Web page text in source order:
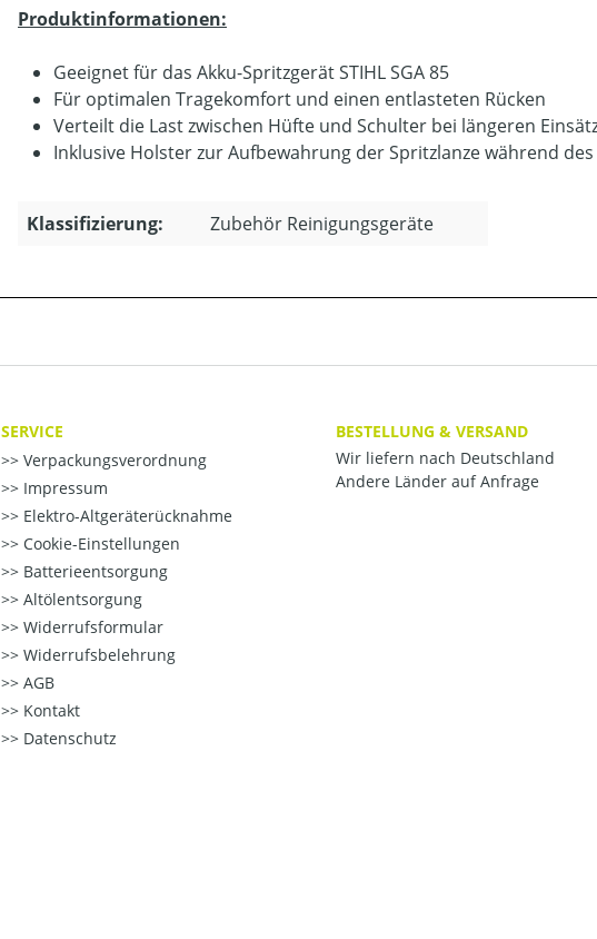
Produktinformationen:
Geeignet für das Akku-Spritzgerät STIHL SGA 85
Für optimalen Tragekomfort und einen entlasteten Rücken
Verteilt die Last zwischen Hüfte und Schulter bei längeren
Inklusive Holster zur Aufbewahrung der Spritzlanze während
Klassifizierung: Zubehör Reinigungsgeräte
SERVICE
Verpackungsverordnung
Impressum
Elektro-Altgeräterücknahme
Cookie-Einstellungen
Batterieentsorgung
Altölentsorgung
Widerrufsformular
Widerrufsbelehrung
AGB
Kontakt
Datenschutz
BESTELLUNG & VERSAND
Wir liefern nach Deutschland
Andere Länder auf Anfrage